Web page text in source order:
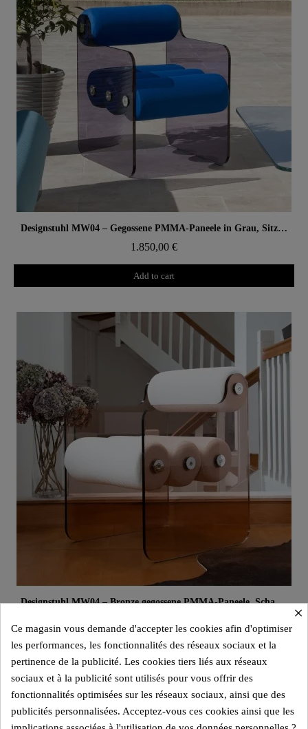
Aperçu rapide Designstuhl MW04 – Gegossene PMMA-Paneele in Grau, Sitz aus offenporigem Schaum
1.850,00 €
Add to cart
Aperçu rapide Designstuhl MW04 – Bronze gegossene PMMA-Paneele, Schaumsitz
Add to cart
×
Ce magasin vous demande d'accepter les cookies afin d'optimiser
les performances, les fonctionnalités des réseaux sociaux et la
pertinence de la publicité. Les cookies tiers liés aux réseaux
sociaux et à la publicité sont utilisés pour vous offrir des
fonctionnalités optimisées sur les réseaux sociaux, ainsi que des
publicités personnalisées. Acceptez-vous ces cookies ainsi que les